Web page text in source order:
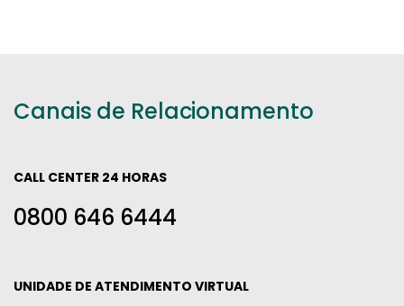
Canais de Relacionamento
CALL CENTER 24 HORAS
0800 646 6444
UNIDADE DE ATENDIMENTO VIRTUAL